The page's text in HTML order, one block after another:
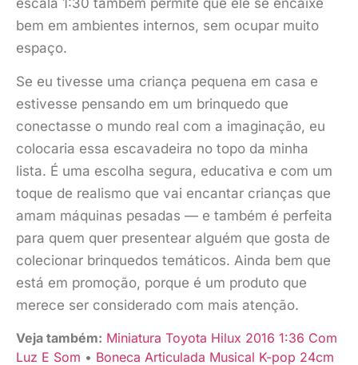
bem em ambientes internos, sem ocupar muito
espaço.
Se eu tivesse uma criança pequena em casa e
estivesse pensando em um brinquedo que
conectasse o mundo real com a imaginação, eu
colocaria essa escavadeira no topo da minha
lista. É uma escolha segura, educativa e com um
toque de realismo que vai encantar crianças que
amam máquinas pesadas — e também é perfeita
para quem quer presentear alguém que gosta de
colecionar brinquedos temáticos. Ainda bem que
está em promoção, porque é um produto que
merece ser considerado com mais atenção.
Veja também: Miniatura Toyota Hilux 2016 1:36 Com
Luz E Som • Boneca Articulada Musical K-pop 24cm